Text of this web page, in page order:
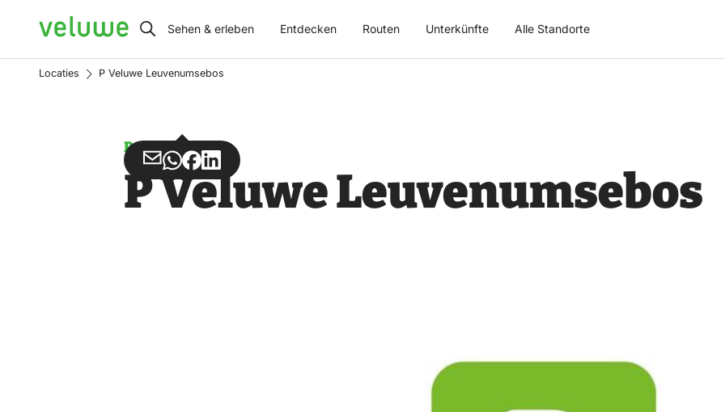
Veluwe Sehen & erleben Entdecken Routen Unterkünfte Alle Standorte
Locaties P Veluwe Leuvenumsebos
Parken
Teilen
über
Teilen
über
Teilen
auf
Teilen
auf
P Veluwe Leuvenumsebos